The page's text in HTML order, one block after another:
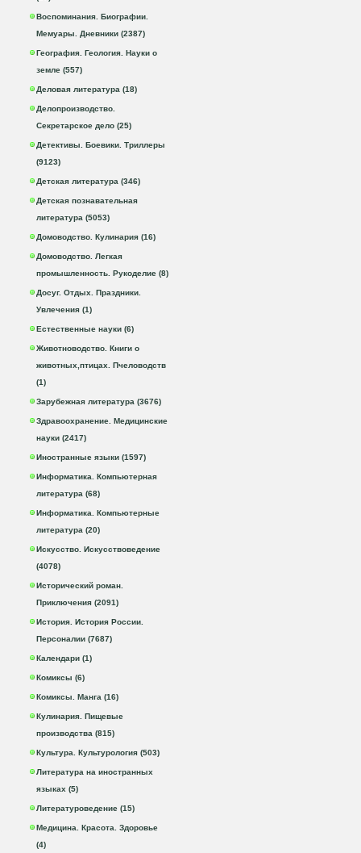
Воспоминания. Биографии.
Мемуары. Дневники (2387)
География. Геология. Науки о
земле (557)
Деловая литература (18)
Делопроизводство.
Секретарское дело (25)
Детективы. Боевики. Триллеры
(9123)
Детская литература (346)
Детская познавательная
литература (5053)
Домоводство. Кулинария (16)
Домоводство. Легкая
промышленность. Рукоделие (8)
Досуг. Отдых. Праздники.
Увлечения (1)
Естественные науки (6)
Животноводство. Книги о
животных,птицах. Пчеловодств
(1)
Зарубежная литература (3676)
Здравоохранение. Медицинские
науки (2417)
Иностранные языки (1597)
Информатика. Компьютерная
литература (68)
Информатика. Компьютерные
литература (20)
Искусство. Искусствоведение
(4078)
Исторический роман.
Приключения (2091)
История. История России.
Персоналии (7687)
Календари (1)
Комиксы (6)
Комиксы. Манга (16)
Кулинария. Пищевые
производства (815)
Культура. Культурология (503)
Литература на иностранных
языках (5)
Литературоведение (15)
Медицина. Красота. Здоровье
(4)